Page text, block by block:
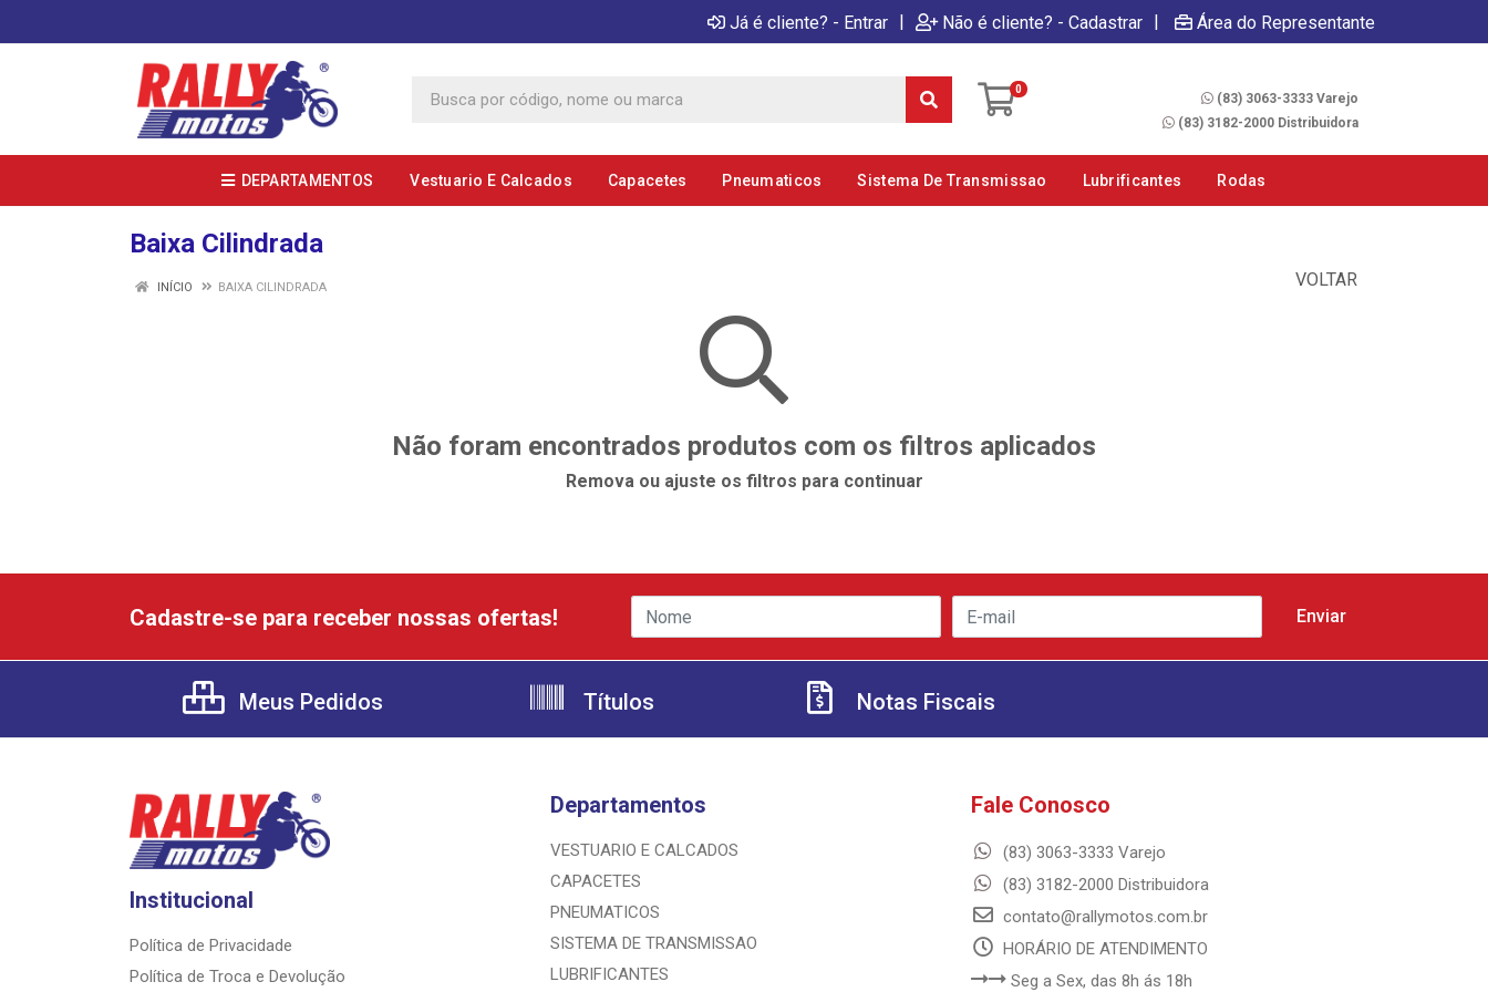
Já é cliente? - Entrar | Não é cliente? - Cadastrar | Área do Representante
0
(83) 3063-3333 Varejo
(83) 3182-2000 Distribuidora
DEPARTAMENTOS Vestuario E Calcados Capacetes Pneumaticos Sistema De Transmissao Lubrificantes Rodas
Baixa Cilindrada
VOLTAR
INÍCIO BAIXA CILINDRADA
Não foram encontrados produtos com os filtros aplicados
Remova ou ajuste os filtros para continuar
Cadastre-se para receber nossas ofertas!
Meus Pedidos Títulos Notas Fiscais
Institucional
Política de Privacidade
Política de Troca e Devolução
Departamentos
VESTUARIO E CALCADOS
CAPACETES
PNEUMATICOS
SISTEMA DE TRANSMISSAO
LUBRIFICANTES
Fale Conosco
(83) 3063-3333 Varejo
(83) 3182-2000 Distribuidora
contato@rallymotos.com.br
HORÁRIO DE ATENDIMENTO
Seg a Sex, das 8h ás 18h